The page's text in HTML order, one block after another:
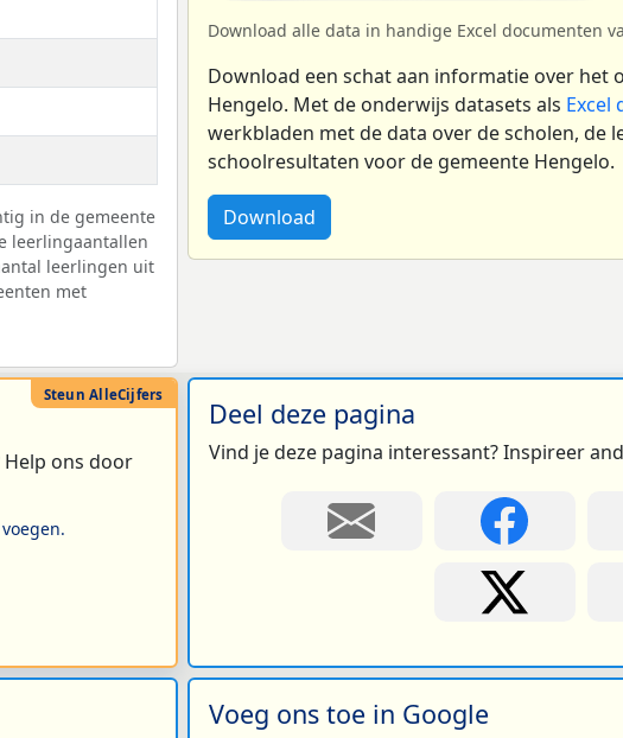
in de gemeente
leerlingaantallen
leerlingen uit
met
Download alle data in handige Excel documenten
Download een schat aan informatie over het
Hengelo. Met de onderwijs datasets als Excel
werkbladen met de data over de scholen, de
schoolresultaten voor de gemeente Hengelo.
Download
ons door
Deel deze pagina
Vind je deze pagina interessant? Inspireer
Voeg ons toe in Google